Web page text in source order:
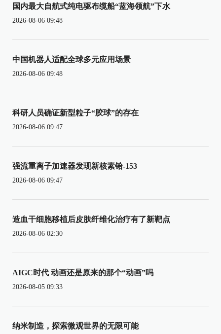
国内最大自航式纯电驱布缆船“蓝海领航”下水
2026-08-06 09:48
中国机器人适配全球多元应用场景
2026-08-06 09:48
科研人员确证新型粒子“胶球”的存在
2026-08-06 09:47
强流重离子加速器发现新核素铪-153
2026-08-06 09:47
造血干细胞移植后皮肤纤维化治疗有了新靶点
2026-08-06 02:30
AIGC时代 动画还是原来的那个“动画”吗
2026-08-05 09:33
纳米制造，探索微观世界的无限可能